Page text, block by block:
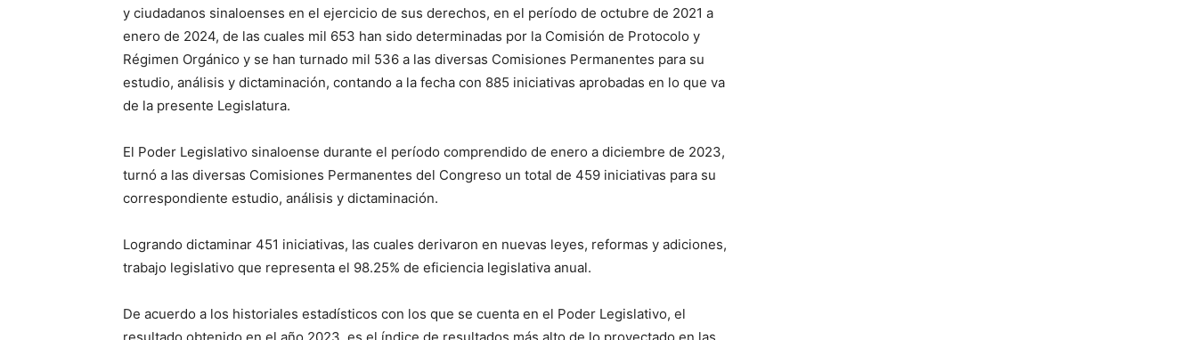
y ciudadanos sinaloenses en el ejercicio de sus derechos, en el período de octubre de 2021 a
enero de 2024, de las cuales mil 653 han sido determinadas por la Comisión de Protocolo y
Régimen Orgánico y se han turnado mil 536 a las diversas Comisiones Permanentes para su
estudio, análisis y dictaminación, contando a la fecha con 885 iniciativas aprobadas en lo que va
de la presente Legislatura.
El Poder Legislativo sinaloense durante el período comprendido de enero a diciembre de 2023,
turnó a las diversas Comisiones Permanentes del Congreso un total de 459 iniciativas para su
correspondiente estudio, análisis y dictaminación.
Logrando dictaminar 451 iniciativas, las cuales derivaron en nuevas leyes, reformas y adiciones,
trabajo legislativo que representa el 98.25% de eficiencia legislativa anual.
De acuerdo a los historiales estadísticos con los que se cuenta en el Poder Legislativo, el